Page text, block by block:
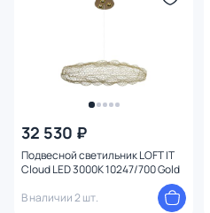
32 530 ₽
Подвесной светильник LOFT IT
Cloud LED 3000K 10247/700 Gold
В наличии 2 шт.